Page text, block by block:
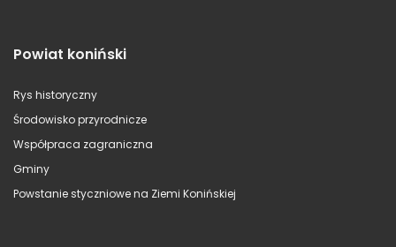
Powiat koniński
Rys historyczny
Środowisko przyrodnicze
Współpraca zagraniczna
Gminy
Powstanie styczniowe na Ziemi Konińskiej